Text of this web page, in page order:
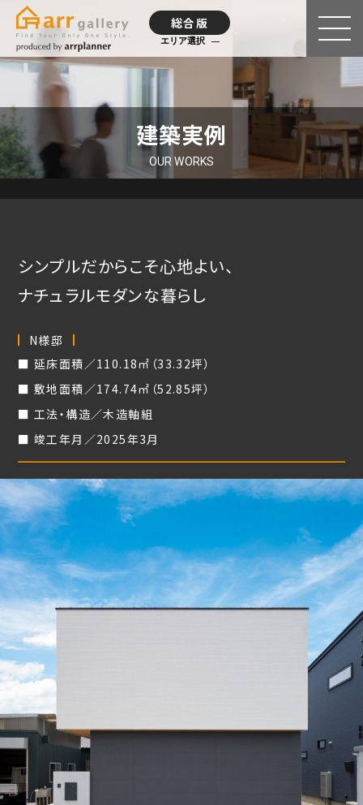
総合版
エリア選択
建築実例
OUR WORKS
シンプルだからこそ心地よい、
ナチュラルモダンな暮らし
N様邸
延床面積／110.18㎡（33.32坪）
敷地面積／174.74㎡（52.85坪）
工法・構造／木造軸組
竣工年月／2025年3月